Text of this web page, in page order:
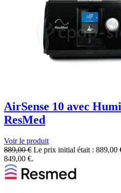
AirSense 10 avec
ResMed
Voir le produit
889,00€ Le prix initial était : 889,00
849,00 €.